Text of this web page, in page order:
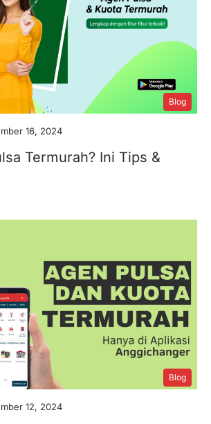
Blog
16, 2024
Termurah? Ini Tips &
Blog
12, 2024